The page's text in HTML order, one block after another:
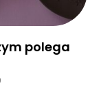
polega